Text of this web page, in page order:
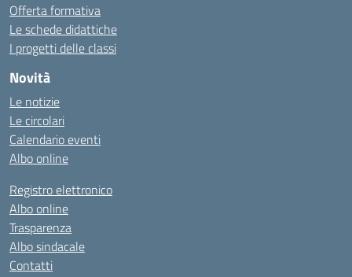
Offerta formativa
Le schede didattiche
I progetti delle classi
Novità
Le notizie
Le circolari
Calendario eventi
Albo online
Registro elettronico
Albo online
Trasparenza
Albo sindacale
Contatti